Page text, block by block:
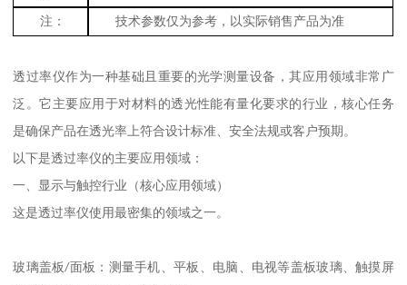
注： 技术参数仅为参考，以实际销售产品为准
透过率仪作为一种基础且重要的光学测量设备，其应用领域非常广
泛。它主要应用于对材料的透光性能有量化要求的行业，核心任务
是确保产品在透光率上符合设计标准、安全法规或客户预期。
以下是透过率仪的主要应用领域：
一、显示与触控行业（核心应用领域）
这是透过率仪使用最密集的领域之一。
玻璃盖板/面板：测量手机、平板、电脑、电视等盖板玻璃、触摸屏